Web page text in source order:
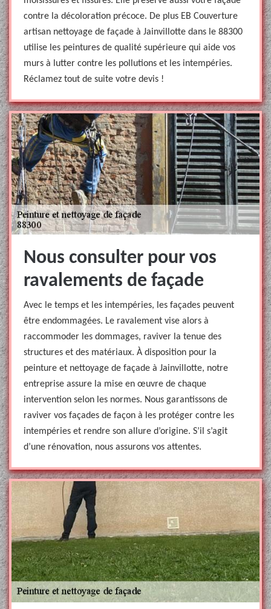
contre la décoloration précoce. De plus EB Couverture
artisan nettoyage de façade à Jainvillotte dans le 88300
utilise les peintures de qualité supérieure qui aide vos
murs à lutter contre les pollutions et les intempéries.
Réclamez tout de suite votre devis !
Nous consulter pour vos
ravalements de façade
Avec le temps et les intempéries, les façades peuvent
être endommagées. Le ravalement vise alors à
raccommoder les dommages, raviver la tenue des
structures et des matériaux. À disposition pour la
peinture et nettoyage de façade à Jainvillotte, notre
entreprise assure la mise en œuvre de chaque
intervention selon les normes. Nous garantissons de
raviver vos façades de façon à les protéger contre les
intempéries et rendre son allure d’origine. S’il s’agit
d’une rénovation, nous assurons vos attentes.